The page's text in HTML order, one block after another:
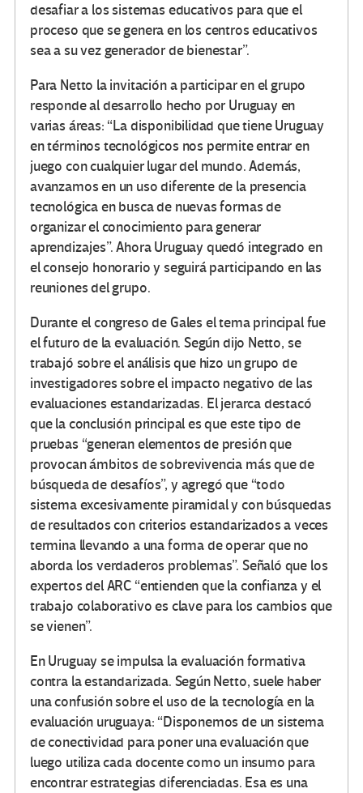
desafiar a los sistemas educativos para que el
proceso que se genera en los centros educativos
sea a su vez generador de bienestar”.
Para Netto la invitación a participar en el grupo
responde al desarrollo hecho por Uruguay en
varias áreas: “La disponibilidad que tiene Uruguay
en términos tecnológicos nos permite entrar en
juego con cualquier lugar del mundo. Además,
avanzamos en un uso diferente de la presencia
tecnológica en busca de nuevas formas de
organizar el conocimiento para generar
aprendizajes”. Ahora Uruguay quedó integrado en
el consejo honorario y seguirá participando en las
reuniones del grupo.
Durante el congreso de Gales el tema principal fue
el futuro de la evaluación. Según dijo Netto, se
trabajó sobre el análisis que hizo un grupo de
investigadores sobre el impacto negativo de las
evaluaciones estandarizadas. El jerarca destacó
que la conclusión principal es que este tipo de
pruebas “generan elementos de presión que
provocan ámbitos de sobrevivencia más que de
búsqueda de desafíos”, y agregó que “todo
sistema excesivamente piramidal y con búsquedas
de resultados con criterios estandarizados a veces
termina llevando a una forma de operar que no
aborda los verdaderos problemas”. Señaló que los
expertos del ARC “entienden que la confianza y el
trabajo colaborativo es clave para los cambios que
se vienen”.
En Uruguay se impulsa la evaluación formativa
contra la estandarizada. Según Netto, suele haber
una confusión sobre el uso de la tecnología en la
evaluación uruguaya: “Disponemos de un sistema
de conectividad para poner una evaluación que
luego utiliza cada docente como un insumo para
encontrar estrategias diferenciadas. Esa es una